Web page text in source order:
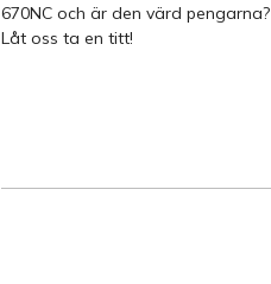
670NC och är den värd pengarna?
Låt oss ta en titt!